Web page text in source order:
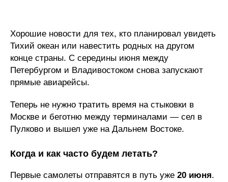
Хорошие новости для тех, кто планировал увидеть
Тихий океан или навестить родных на другом
конце страны. С середины июня между
Петербургом и Владивостоком снова запускают
прямые авиарейсы.
Теперь не нужно тратить время на стыковки в
Москве и беготню между терминалами — сел в
Пулково и вышел уже на Дальнем Востоке.
Когда и как часто будем летать?
Первые самолеты отправятся в путь уже 20 июня.